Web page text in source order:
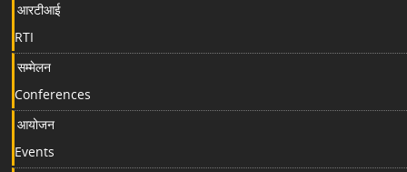
आरटीआई
RTI
सम्मेलन
Conferences
आयोजन
Events